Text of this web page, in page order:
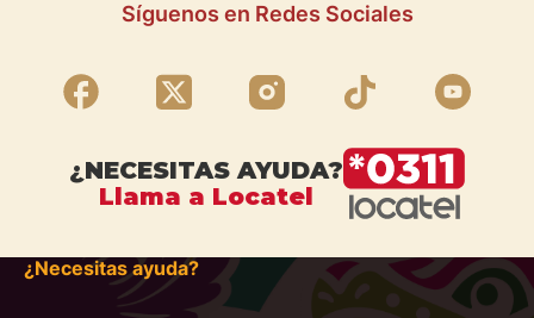
Síguenos en Redes Sociales
¿NECESITAS AYUDA?
Llama a Locatel
¿Necesitas ayuda?